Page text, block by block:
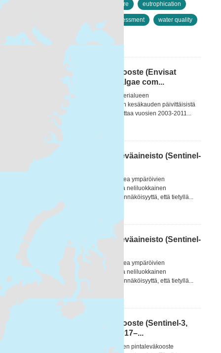
Ei-Inspire eutrophication
ecological assessment water quality
Suodattimen tulokset
Itämeren vuosittainen leväkooste (Envisat
MERIS) 2003–2011 / Yearly algae com...
[FI] Vuosittainen kooste Itämeren avomerialueen
pintalevälauttahavainnoista yhdistetään kesäkauden päivittäisistä
pintalevähavainnoista, tämä kuvaus kattaa vuosien 2003-2011...
Itämeren päivittäinen pintaleväaineisto (Sentinel-
2 MSI) 2017– / Daily surfac...
[FI] Itämeren alueen ja erityisesti Suomea ympäröivien
merialueiden pintalevälauttoja kuvaava neliluokkainen
tulkintakartta. Tulkintakartta kuvaa todennäköisyyttä, että tietyllä...
HTML
Itämeren päivittäinen pintaleväaineisto (Sentinel-
3 OLCI) 2017– / Daily surfa...
[FI] Itämeren alueen ja erityisesti Suomea ympäröivien
merialueiden pintalevälauttoja kuvaava neliluokkainen
tulkintakartta. Tulkintakartta kuvaa todennäköisyyttä, että tietyllä...
Itämeren vuosittainen leväkooste (Sentinel-3,
Sentinel-2 & Landsat-8/9) 2017–...
[FI] Vuosittainen Itämeren avomerialueen pintaleväkooste